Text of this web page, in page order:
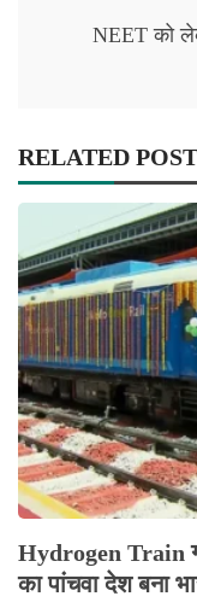
NEET को
RELATED
Hydrogen Train
का पांचवा देश बना